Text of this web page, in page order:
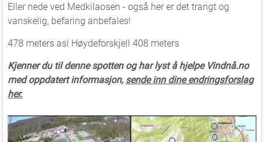
Eller nede ved Medkilaosen - også her er det trangt og
vanskelig, befaring anbefales!
478 meters asl Høydeforskjell 408 meters
Kjenner du til denne spotten og har lyst å hjelpe Vindnå.no
med oppdatert informasjon, sende inn dine endringsforslag
her.